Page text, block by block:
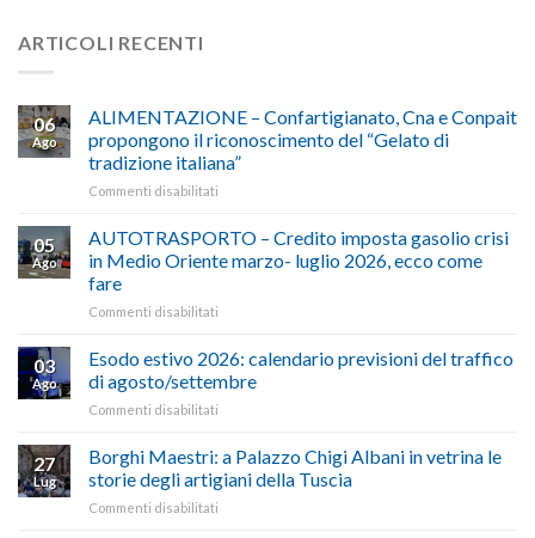
ARTICOLI RECENTI
06
Ago
ALIMENTAZIONE – Confartigianato, Cna e Conpait
propongono il riconoscimento del “Gelato di
tradizione italiana”
Commenti disabilitati
–
Confartigianato,
Cna
il
riconoscimento
del
tradizione
italiana”
05
Ago
AUTOTRASPORTO – Credito imposta gasolio crisi
in Medio Oriente marzo- luglio 2026, ecco come
fare
Commenti disabilitati
–
Credito
imposta
in
Medio
Oriente
03
Ago
Esodo estivo 2026: calendario previsioni del traffico
di agosto/settembre
Commenti disabilitati
estivo
2026:
calendario
27
Lug
Borghi Maestri: a Palazzo Chigi Albani in vetrina le
storie degli artigiani della Tuscia
Commenti disabilitati